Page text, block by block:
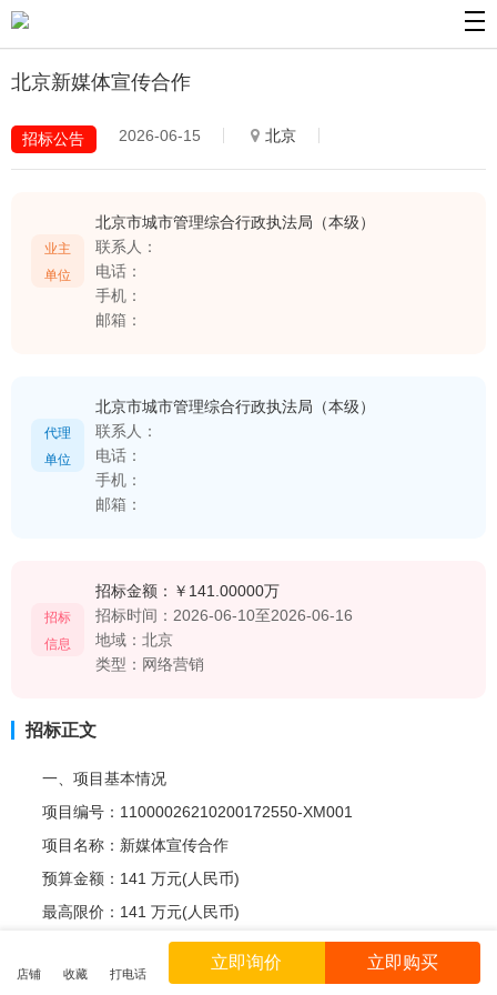
店铺 收藏 打电话
立即询价 立即购买
北京新媒体宣传合作
招标公告 2026-06-15 北京
业主
单位
北京市城市管理综合行政执法局（本级）
联系人：
电话：
手机：
邮箱：
代理
单位
北京市城市管理综合行政执法局（本级）
联系人：
电话：
手机：
邮箱：
招标
信息
招标金额： ￥141.00000万
招标时间： 2026-06-10至2026-06-16
地域： 北京
类型： 网络营销
招标正文
一、项目基本情况
项目编号：11000026210200172550-XM001
项目名称：新媒体宣传合作
预算金额：141 万元(人民币)
最高限价：141 万元(人民币)
采购包